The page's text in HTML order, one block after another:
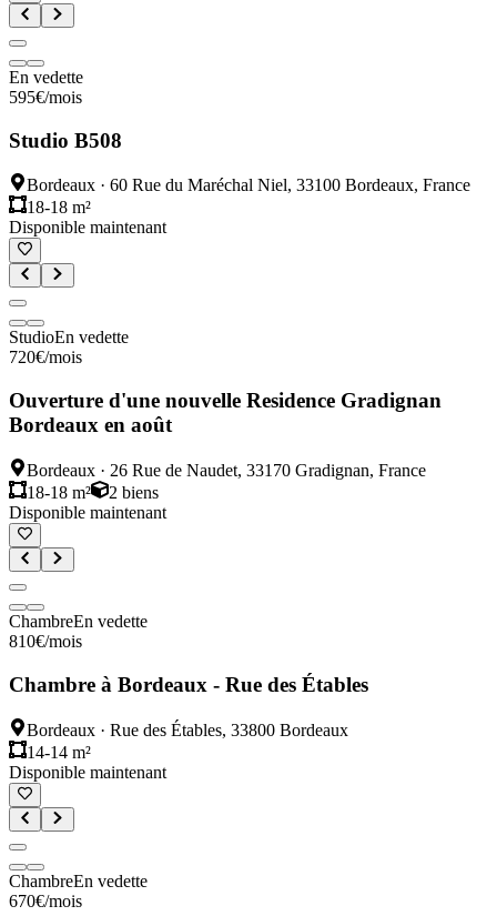
En vedette
595€/mois
Studio B508
Bordeaux · 60 Rue du Maréchal Niel, 33100 Bordeaux, France
18-18 m²
Disponible maintenant
StudioEn vedette
720€/mois
Ouverture d'une nouvelle Residence Gradignan
Bordeaux en août
Bordeaux · 26 Rue de Naudet, 33170 Gradignan, France
18-18 m²
2 biens
Disponible maintenant
ChambreEn vedette
810€/mois
Chambre à Bordeaux - Rue des Étables
Bordeaux · Rue des Étables, 33800 Bordeaux
14-14 m²
Disponible maintenant
ChambreEn vedette
670€/mois